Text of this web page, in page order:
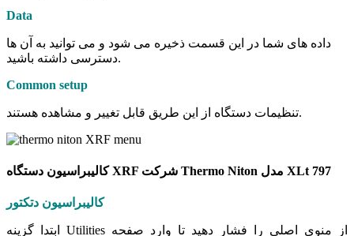
Data
داده های شما در این قسمت ذخیره می شود و می توانید به آن ها
دسترسی داشته باشید.
Common setup
تنظیمات دستگاه از این طریق قابل تغییر و مشاهده هستند.
کالیبراسیون دستگاه XRF شرکت Thermo Niton مدل XLt 797
کالیبراسیون دتکتور
ابتدا گزینه Utilities از منوی اصلی را فشار دهید تا وارد صفحه